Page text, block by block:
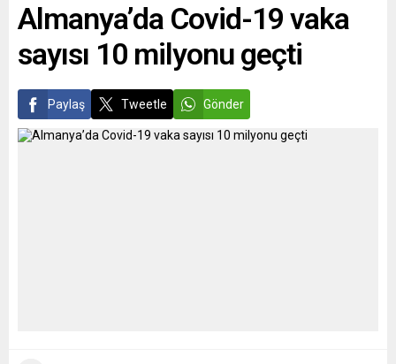
Almanya’da Covid-19 vaka
sayısı 10 milyonu geçti
Paylaş Tweetle Gönder